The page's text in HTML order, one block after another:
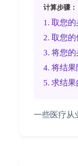
计算步骤：
1. 取您
2. 取您
3. 将您
4. 将结果
5. 求结
一些医疗从